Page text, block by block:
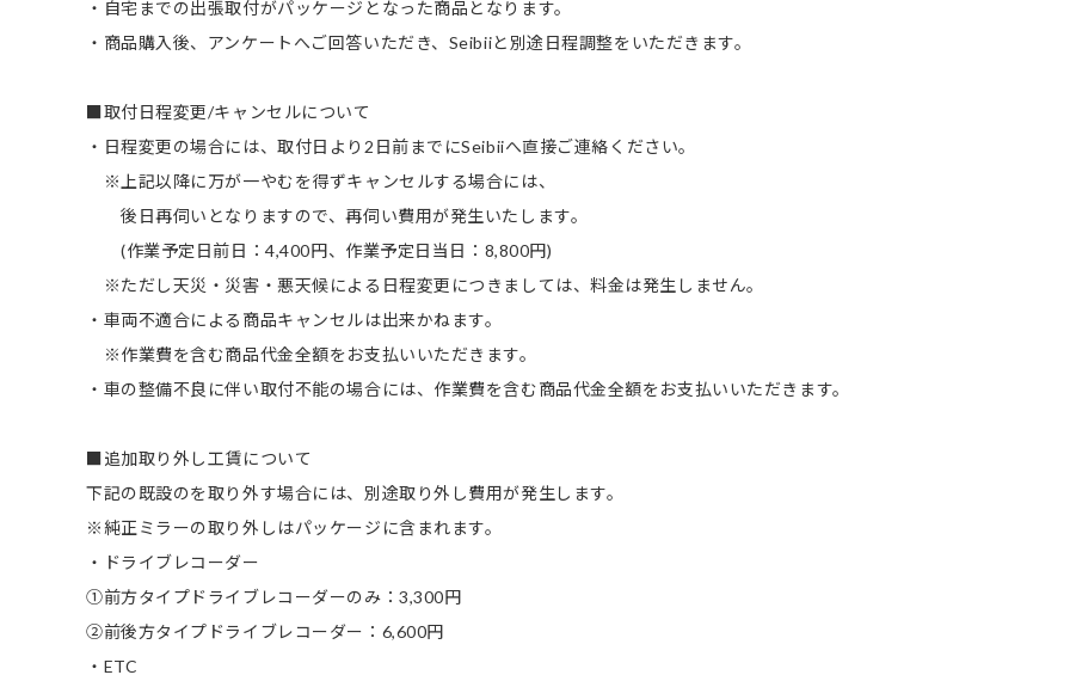
・自宅までの出張取付がパッケージとなった商品となります。
・商品購入後、アンケートへご回答いただき、Seibiiと別途日程調整をいただきます。
■取付日程変更/キャンセルについて
・日程変更の場合には、取付日より2日前までにSeibiiへ直接ご連絡ください。
※上記以降に万が一やむを得ずキャンセルする場合には、
後日再伺いとなりますので、再伺い費用が発生いたします。
(作業予定日前日：4,400円、作業予定日当日：8,800円)
※ただし天災・災害・悪天候による日程変更につきましては、料金は発生しません。
・車両不適合による商品キャンセルは出来かねます。
※作業費を含む商品代金全額をお支払いいただきます。
・車の整備不良に伴い取付不能の場合には、作業費を含む商品代金全額をお支払いいただきます。
■追加取り外し工賃について
下記の既設のを取り外す場合には、別途取り外し費用が発生します。
※純正ミラーの取り外しはパッケージに含まれます。
・ドライブレコーダー
①前方タイプドライブレコーダーのみ：3,300円
②前後方タイプドライブレコーダー：6,600円
・ETC